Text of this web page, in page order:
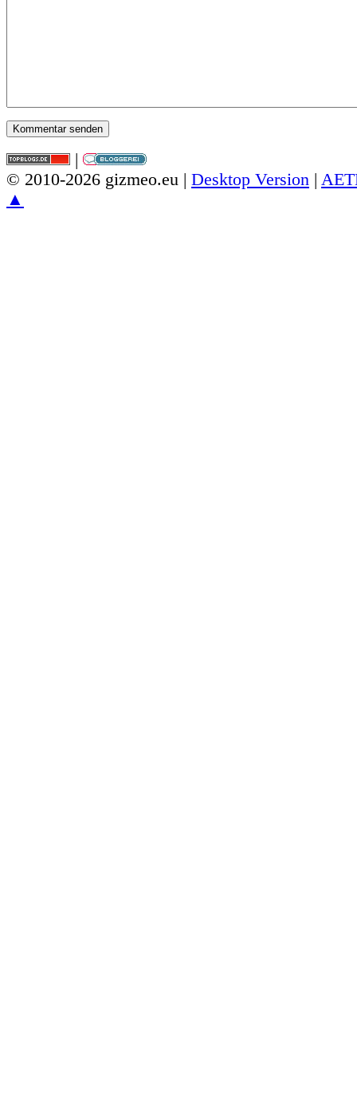
|
© 2010-2026 gizmeo.eu | Desktop Version |
▲